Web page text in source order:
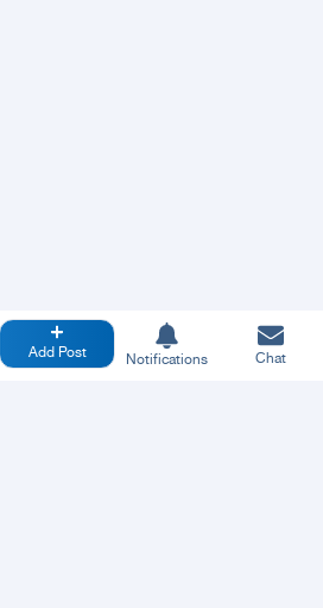
Add Post Notifications Chat